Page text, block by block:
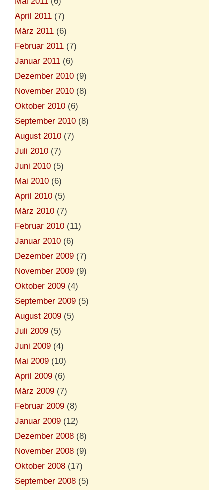
April 2011 (7)
März 2011 (6)
Februar 2011 (7)
Januar 2011 (6)
Dezember 2010 (9)
November 2010 (8)
Oktober 2010 (6)
September 2010 (8)
August 2010 (7)
Juli 2010 (7)
Juni 2010 (5)
Mai 2010 (6)
April 2010 (5)
März 2010 (7)
Februar 2010 (11)
Januar 2010 (6)
Dezember 2009 (7)
November 2009 (9)
Oktober 2009 (4)
September 2009 (5)
August 2009 (5)
Juli 2009 (5)
Juni 2009 (4)
Mai 2009 (10)
April 2009 (6)
März 2009 (7)
Februar 2009 (8)
Januar 2009 (12)
Dezember 2008 (8)
November 2008 (9)
Oktober 2008 (17)
September 2008 (5)